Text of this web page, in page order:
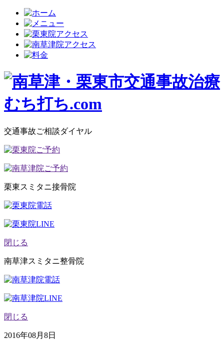
交通事故ご相談ダイヤル
栗東スミタニ接骨院
閉じる
南草津スミタニ整骨院
閉じる
2016年08月8日